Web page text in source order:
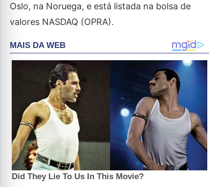
Oslo, na Noruega, e está listada na bolsa de
valores NASDAQ (OPRA).